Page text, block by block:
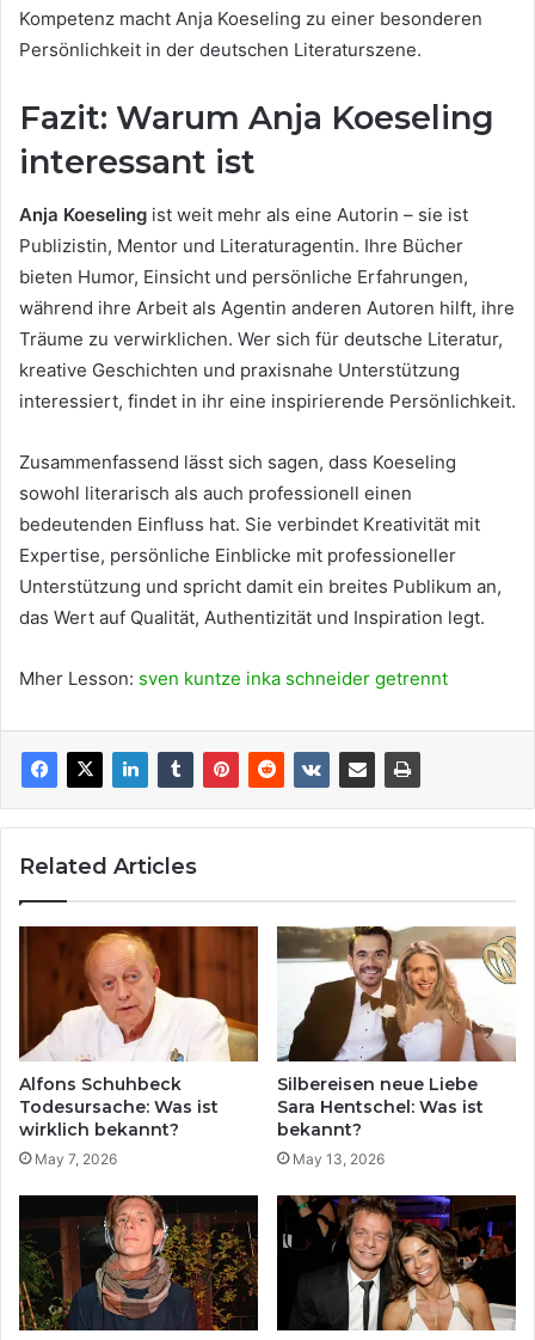
Kompetenz macht Anja Koeseling zu einer besonderen
Persönlichkeit in der deutschen Literaturszene.
Fazit: Warum Anja Koeseling
interessant ist
Anja Koeseling ist weit mehr als eine Autorin – sie ist
Publizistin, Mentor und Literaturagentin. Ihre Bücher
bieten Humor, Einsicht und persönliche Erfahrungen,
während ihre Arbeit als Agentin anderen Autoren hilft, ihre
Träume zu verwirklichen. Wer sich für deutsche Literatur,
kreative Geschichten und praxisnahe Unterstützung
interessiert, findet in ihr eine inspirierende Persönlichkeit.
Zusammenfassend lässt sich sagen, dass Koeseling
sowohl literarisch als auch professionell einen
bedeutenden Einfluss hat. Sie verbindet Kreativität mit
Expertise, persönliche Einblicke mit professioneller
Unterstützung und spricht damit ein breites Publikum an,
das Wert auf Qualität, Authentizität und Inspiration legt.
Mher Lesson: sven kuntze inka schneider getrennt
Related Articles
Alfons Schuhbeck
Todesursache: Was ist
wirklich bekannt?
May 7, 2026
Silbereisen neue Liebe
Sara Hentschel: Was ist
bekannt?
May 13, 2026